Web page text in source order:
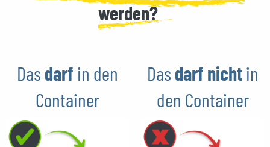
werden?
Das darf in den
Container
Das darf nichtin
den Container